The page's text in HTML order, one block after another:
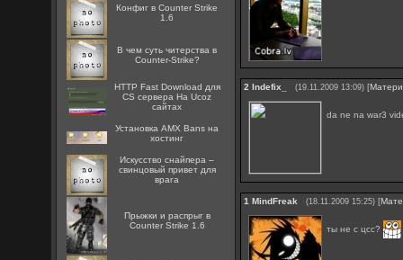
Конфиг в Counter Strike
1.6
В чем суть читерства в
Counter-Strike?
HTTP Fast Download для
CS сервера На Ucoz
сайтах
Установка AMX Bans на
хостинг
Искусство снайпера –
свинцовый привет для
врага
Прыжки и распрыг в
Counter Strike 1.6
2 Indefix_ (19.11.2009 13:09) [
da ne na war3
1 MindFreak (18.11.2009 15:25) [
ты не с цсс?